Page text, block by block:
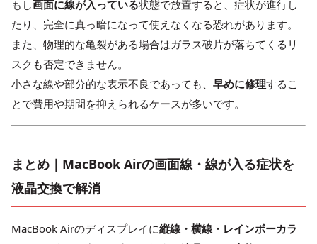
もし画面に線が入っている状態で放置すると、症状が進行し
たり、完全に真っ暗になって使えなくなる恐れがあります。
また、物理的な亀裂がある場合はガラス破片が落ちてくるリ
スクも否定できません。
小さな線や部分的な表示不良であっても、 早めに修理するこ
とで費用や期間を抑えられるケースが多いです。
まとめ｜MacBook Airの画面線・線が入る症状を
液晶交換で解消
MacBook Airのディスプレイに縦線・横線・レインボーカラ